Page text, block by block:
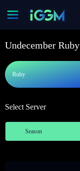
Undecember Ruby
Ruby
Select Server
Season